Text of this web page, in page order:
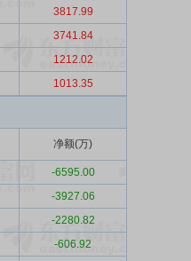
3817.99
3741.84
1212.02
1013.35
净额(万)
-6595.00
-3927.06
-2280.82
-606.92